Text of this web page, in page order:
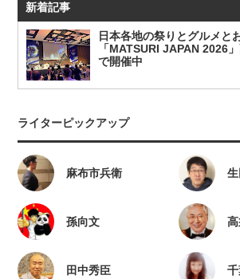
新着記事
日本各地の祭りとグルメと
「MATSURI JAPAN 2026
で開催中
ライターピックアップ
麻布市兵衛
孫向文
田中秀臣